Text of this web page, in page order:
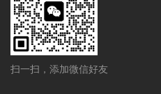
扫一扫，添加微信好友